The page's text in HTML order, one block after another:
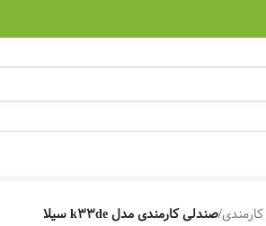
/صندلی کارمندی مدل k33de سیلا